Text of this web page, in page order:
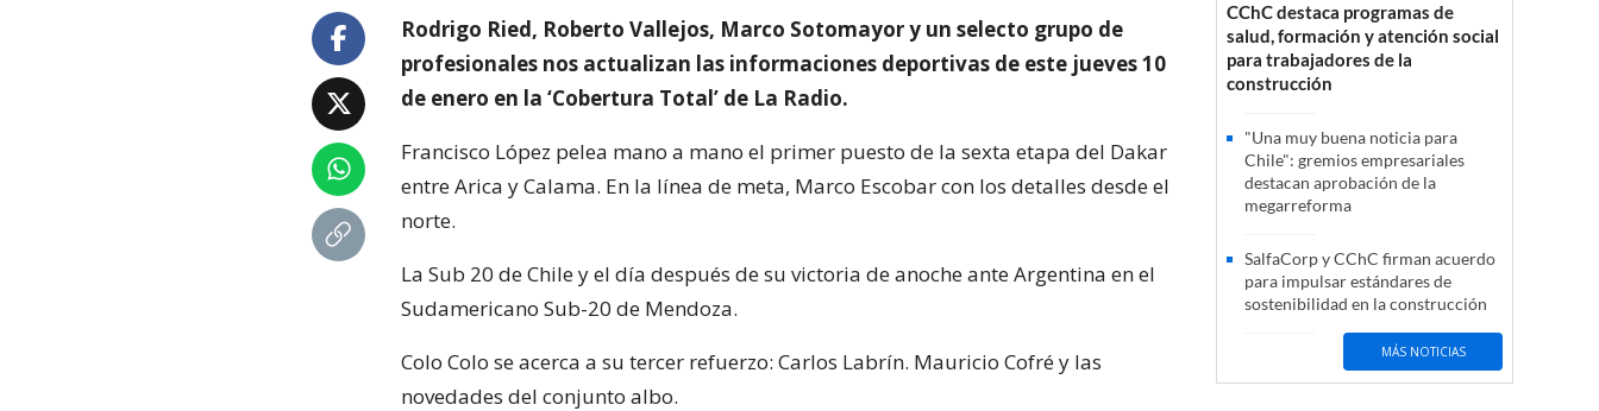
Rodrigo Ried, Roberto Vallejos, Marco Sotomayor y un selecto grupo de
profesionales nos actualizan las informaciones deportivas de este jueves 10
de enero en la ‘Cobertura Total’ de La Radio.
Francisco López pelea mano a mano el primer puesto de la sexta etapa del Dakar
entre Arica y Calama. En la línea de meta, Marco Escobar con los detalles desde el
norte.
La Sub 20 de Chile y el día después de su victoria de anoche ante Argentina en el
Sudamericano Sub-20 de Mendoza.
Colo Colo se acerca a su tercer refuerzo: Carlos Labrín. Mauricio Cofré y las
novedades del conjunto albo.
CChC destaca programas de
salud, formación y atención social
para trabajadores de la
construcción
"Una muy buena noticia para
Chile": gremios empresariales
destacan aprobación de la
megarreforma
SalfaCorp y CChC firman acuerdo
para impulsar estándares de
sostenibilidad en la construcción
MÁS NOTICIAS